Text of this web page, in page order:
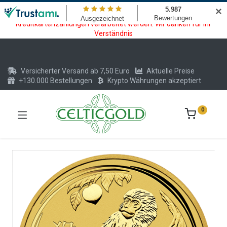
Wartungsarbeiten am Kreditkarten und Krypto Bezahlmodul. In der
Zeit vom 20.07. - 09.08.2026 können keine Krypto oder
Kreditkartenzahlungen verarbeitet werden. Wir danken für Ihr
Verständnis
Versicherter Versand ab 7,50 Euro
Aktuelle Preise
+130.000 Bestellungen
Krypto Währungen akzeptiert
0
✕